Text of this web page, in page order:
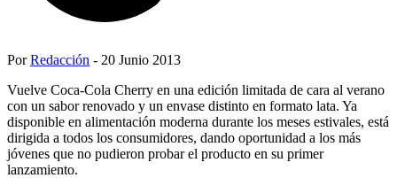
PorRedacción - 20 Junio 2013
Vuelve Coca-Cola Cherry en una edición limitada de cara al verano
con un sabor renovado y un envase distinto en formato lata. Ya
disponible en alimentación moderna durante los meses estivales, está
dirigida a todos los consumidores, dando oportunidad a los más
jóvenes que no pudieron probar el producto en su primer
lanzamiento.